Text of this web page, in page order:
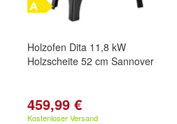
Holzofen Dita 11,8 kW
Holzscheite 52 cm Sannover
459,99 €
Kostenloser Versand